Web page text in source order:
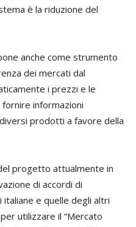
è la riduzione del
anche come strumento
dei mercati dal
i prezzi e le
informazioni
prodotti a favore della
progetto attualmente in
di accordi di
e quelle degli altri
utilizzare il “Mercato